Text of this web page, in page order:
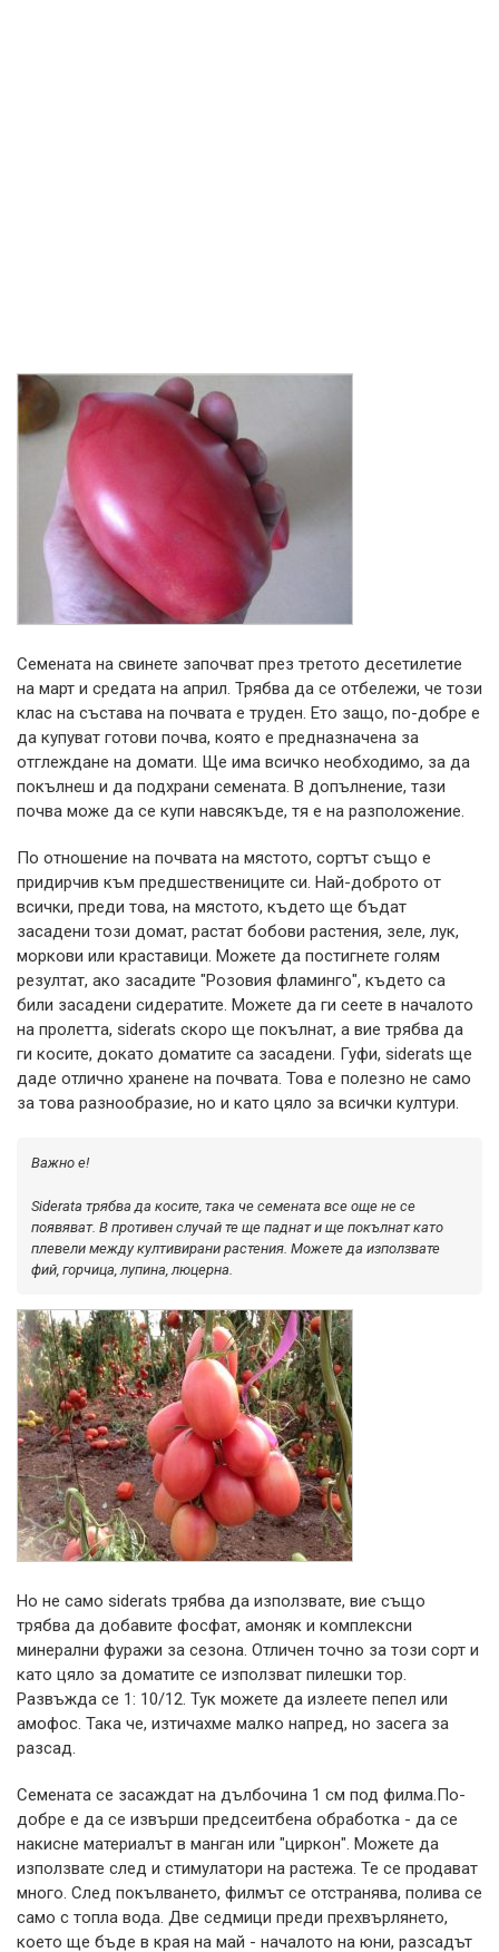
Семената на свинете започват през третото десетилетие
на март и средата на април. Трябва да се отбележи, че този
клас на състава на почвата е труден. Ето защо, по-добре е
да купуват готови почва, която е предназначена за
отглеждане на домати. Ще има всичко необходимо, за да
покълнеш и да подхрани семената. В допълнение, тази
почва може да се купи навсякъде, тя е на разположение.
По отношение на почвата на мястото, сортът също е
придирчив към предшествениците си. Най-доброто от
всички, преди това, на мястото, където ще бъдат
засадени този домат, растат бобови растения, зеле, лук,
моркови или краставици. Можете да постигнете голям
резултат, ако засадите "Розовия фламинго", където са
били засадени сидератите. Можете да ги сеете в началото
на пролетта, siderats скоро ще покълнат, а вие трябва да
ги косите, докато доматите са засадени. Гуфи, siderats ще
даде отлично хранене на почвата. Това е полезно не само
за това разнообразие, но и като цяло за всички култури.
Важно е!
Siderata трябва да косите, така че семената все още не се
появяват. В противен случай те ще паднат и ще покълнат като
плевели между култивирани растения. Можете да използвате
фий, горчица, лупина, люцерна.
Но не само siderats трябва да използвате, вие също
трябва да добавите фосфат, амоняк и комплексни
минерални фуражи за сезона. Отличен точно за този сорт и
като цяло за доматите се използват пилешки тор.
Развъжда се 1: 10/12. Тук можете да излеете пепел или
амофос. Така че, изтичахме малко напред, но засега за
разсад.
Семената се засаждат на дълбочина 1 см под филма.По-
добре е да се извърши предсеитбена обработка - да се
накисне материалът в манган или "циркон". Можете да
използвате след и стимулатори на растежа. Те се продават
много. След покълването, филмът се отстранява, полива се
само с топла вода. Две седмици преди прехвърлянето,
което ще бъде в края на май - началото на юни, разсадът